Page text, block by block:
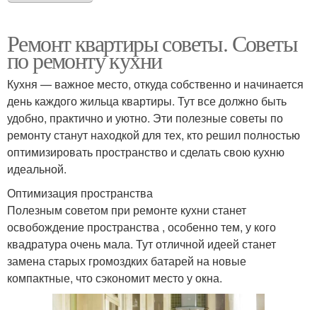
Ремонт квартиры советы. Советы
по ремонту кухни
Кухня — важное место, откуда собственно и начинается
день каждого жильца квартиры. Тут все должно быть
удобно, практично и уютно. Эти полезные советы по
ремонту станут находкой для тех, кто решил полностью
оптимизировать пространство и сделать свою кухню
идеальной.
Оптимизация пространства
Полезным советом при ремонте кухни станет
освобождение пространства , особенно тем, у кого
квадратура очень мала. Тут отличной идеей станет
замена старых громоздких батарей на новые
компактные, что сэкономит место у окна.